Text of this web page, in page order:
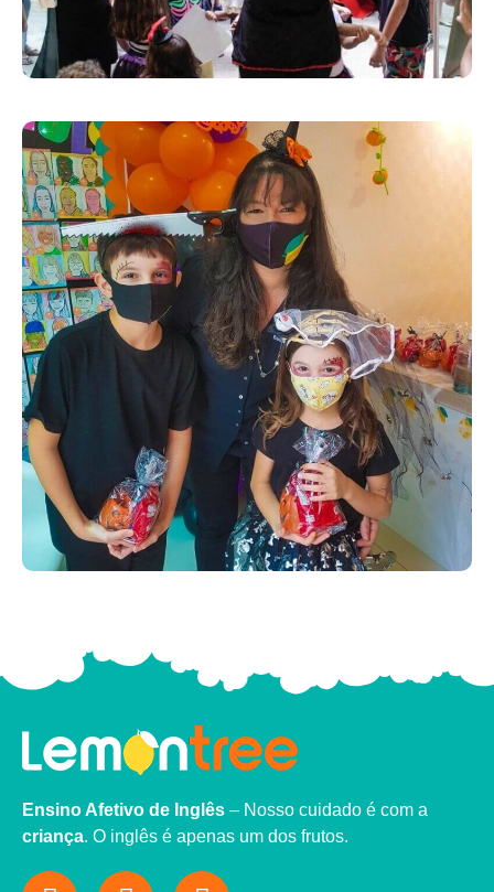
Ensino Afetivo de Inglês – Nosso cuidado é com a
criança. O inglês é apenas um dos frutos.